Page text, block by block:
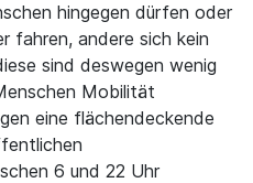
hingegen dürfen oder
fahren, andere sich kein
sind deswegen wenig
Mobilität
eine flächendeckende
6 und 22 Uhr